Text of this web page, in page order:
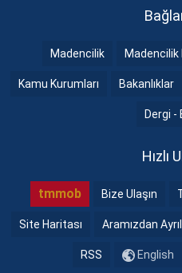
Madencilik Madencilik
Kamu Kurumları Bakanlıklar
Dergi -
Hızlı
tmmob Bize Ulaşın
Site Haritası Aramızdan
RSS English